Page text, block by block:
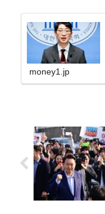
money1.jp